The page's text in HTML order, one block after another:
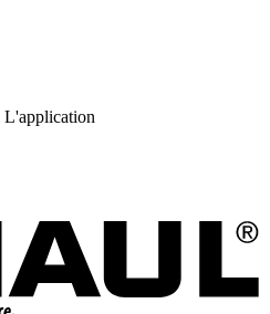
L'application